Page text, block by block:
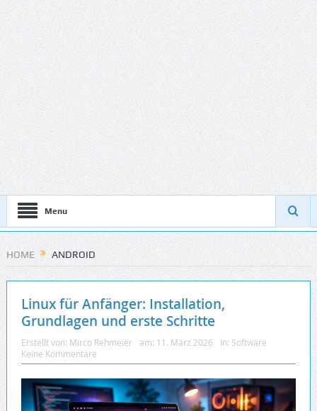
Menu
HOME ANDROID
Linux für Anfänger: Installation,
Grundlagen und erste Schritte
Erstellt von: Mirco Rehmeier am: 11. März 2026 In: Software
Keine Kommentare